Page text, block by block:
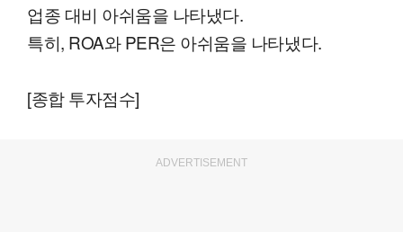
업종 대비 아쉬움을 나타냈다.
특히, ROA와 PER은 아쉬움을 나타냈다.
[종합 투자점수]
ADVERTISEMENT